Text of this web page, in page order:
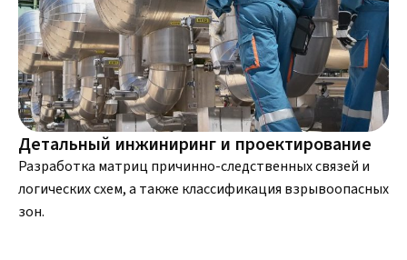
Детальный инжиниринг и проектирование
Разработка матриц причинно-следственных связей и
логических схем, а также классификация взрывоопасных
зон.